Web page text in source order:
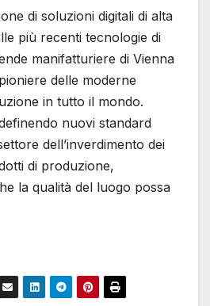
di soluzioni digitali di alta
più recenti tecnologie di
manifatturiere di Vienna
delle moderne
in tutto il mondo.
nuovi standard
dell’inverdimento dei
di produzione,
la qualità del luogo possa